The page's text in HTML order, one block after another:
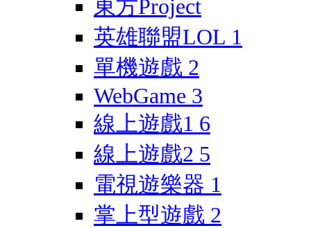
東方Project
英雄聯盟LOL 1
單機遊戲 2
WebGame 3
線上遊戲1 6
線上遊戲2 5
電視遊樂器 1
掌上型遊戲 2